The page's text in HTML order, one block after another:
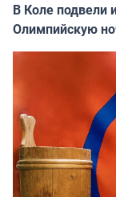
В Коле подвели
Олимпийскую